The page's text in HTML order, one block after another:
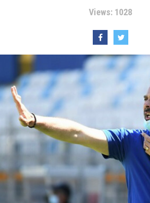
Views: 1028